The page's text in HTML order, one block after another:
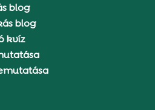
blog
blog
kvíz